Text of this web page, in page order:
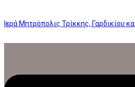
Ιερά Μητρόπολις Τρίκκης, Γαρδικίου